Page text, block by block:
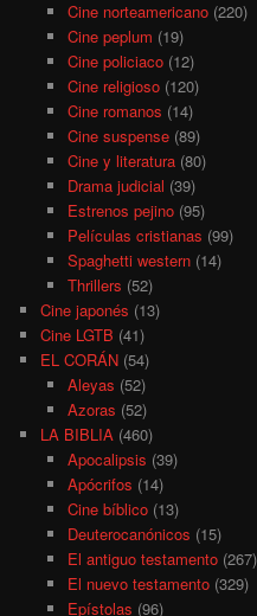
Cine norteamericano(220)
Cine peplum (19)
Cine policiaco(12)
Cine religioso(120)
Cine romanos (14)
Cine suspense(89)
Cine y literatura(80)
Drama judicial (39)
Estrenos pejino(95)
Películas cristianas (99)
Spaghetti western(14)
Thrillers (52)
Cine japonés (13)
Cine LGTB (41)
EL CORÁN (54)
Aleyas (52)
Azoras (52)
LA BIBLIA (460)
Apocalipsis (39)
Apócrifos (14)
Cine bíblico(13)
Deuterocanónicos (15)
El antiguo testamento(267)
El nuevo testamento(329)
Epístolas (96)